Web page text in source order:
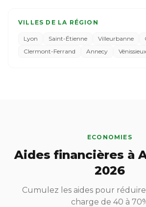
VILLES DE LA RÉGION
Lyon Saint-Étienne Villeurbanne
Clermont-Ferrand
Annecy Vénissieux
ECONOMIES
Aides financières à
2026
Cumulez les aides pour
charge de 40 à